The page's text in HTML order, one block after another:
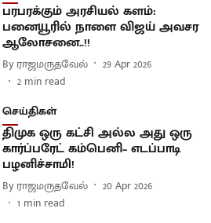
பரபரக்கும் அரசியல் களம்:
பனையூரில் நாளை விஜய் அவசர
ஆலோசனை..!!
By ராஜமருதவேல்
29 Apr 2026
2 min read
செய்திகள்
திமுக ஒரு கட்சி அல்ல அது ஒரு
கார்ப்பரேட் கம்பெனி– எடப்பாடி
பழனிச்சாமி!
By ராஜமருதவேல்
20 Apr 2026
1 min read